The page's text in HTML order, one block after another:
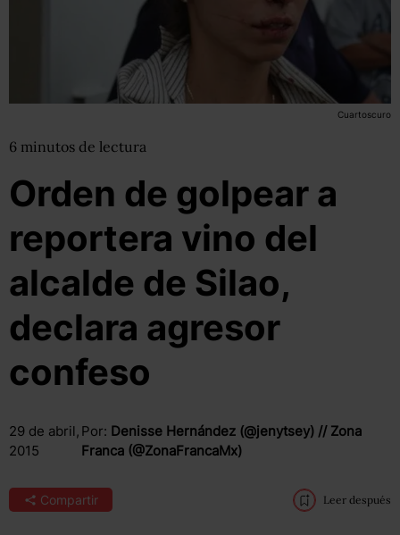
Cuartoscuro
6 minutos de lectura
Orden de golpear a
reportera vino del
alcalde de Silao,
declara agresor
confeso
29 de abril,
2015
Por: Denisse Hernández (@jenytsey) // Zona
Franca (@ZonaFrancaMx)
Compartir Leer después